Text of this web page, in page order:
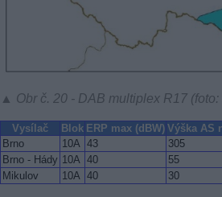
▲ Obr č. 20 - DAB multiplex R17 (foto:
Vysílač Blok ERP max (dBW) Výška AS
Brno
10A 43
305
Brno - Hády 10A 40
55
Mikulov
10A 40 30